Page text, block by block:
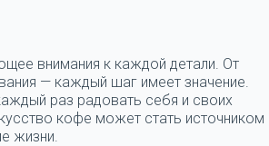
внимания к каждой детали. От
— каждый шаг имеет значение.
раз радовать себя и своих
кофе может стать источником
жизни.